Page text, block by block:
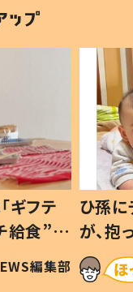
ギフテ
給食”を
和の親
編集部
ひ孫
が、
「涙が
い」